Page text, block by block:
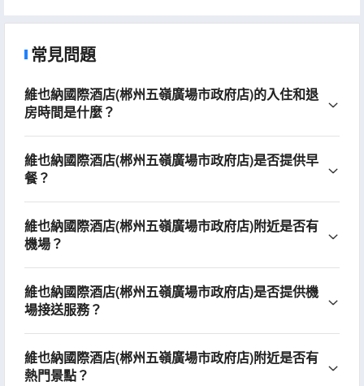
常見問題
維也納國際酒店(郴州五嶺廣場市政府店)的入住和退
房時間是什麼？
維也納國際酒店(郴州五嶺廣場市政府店)是否提供早
餐？
維也納國際酒店(郴州五嶺廣場市政府店)附近是否有
機場？
維也納國際酒店(郴州五嶺廣場市政府店)是否提供機
場接送服務？
維也納國際酒店(郴州五嶺廣場市政府店)附近是否有
熱門景點？